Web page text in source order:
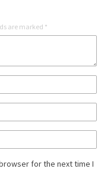
are marked *
for the next time I